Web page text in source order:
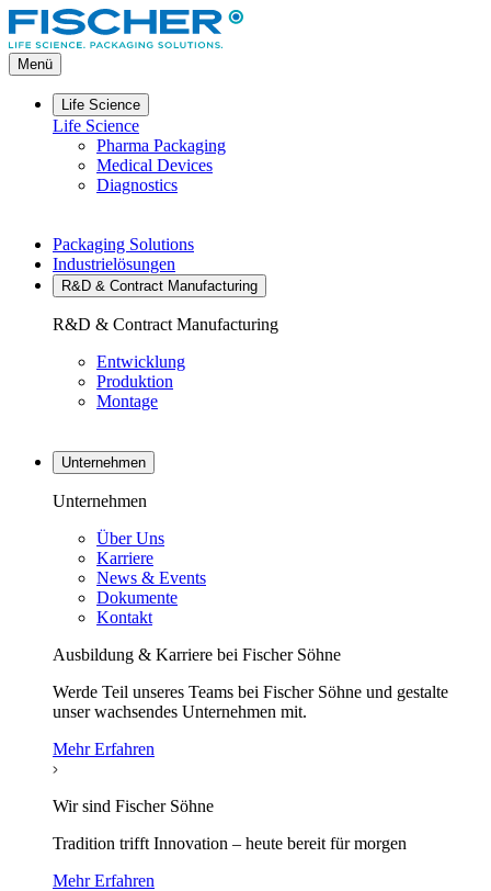
Direkt
zum
Inhalt
Menü
Life Science
Life Science
Pharma Packaging
Medical Devices
Diagnostics
Packaging Solutions
Industrielösungen
R&D & Contract Manufacturing
R&D & Contract Manufacturing
Entwicklung
Produktion
Montage
Unternehmen
Unternehmen
Über Uns
Karriere
News & Events
Dokumente
Kontakt
Ausbildung & Karriere bei Fischer Söhne
Werde Teil unseres Teams bei Fischer Söhne und gestalte
unser wachsendes Unternehmen mit.
Mehr Erfahren
Wir sind Fischer Söhne
Tradition trifft Innovation – heute bereit für morgen
Mehr Erfahren